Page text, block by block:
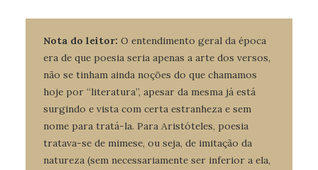
Nota do leitor: O entendimento geral da época
era de que poesia seria apenas a arte dos versos,
não se tinham ainda noções do que chamamos
hoje por “literatura”, apesar da mesma já está
surgindo e vista com certa estranheza e sem
nome para tratá-la. Para Aristóteles, poesia
tratava-se de mimese, ou seja, de imitação da
natureza (sem necessariamente ser inferior a ela,